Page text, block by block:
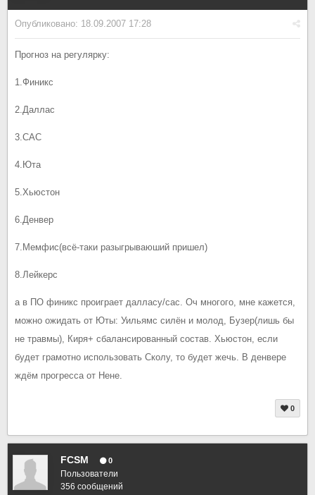
Опубликовано: 18.09.2007 17:28
Прогноз на регулярку:
1.Финикс
2.Даллас
3.САС
4.Юта
5.Хьюстон
6.Денвер
7.Мемфис(всё-таки разыгрываюший пришел)
8.Лейкерс
а в ПО финикс проиграет далласу/сас. Оч многого, мне кажется,
можно ожидать от Юты: Уильямс силён и молод, Бузер(лишь бы
не травмы), Киря+ сбалансированный состав. Хьюстон, если
будет грамотно использовать Сколу, то будет жечь. В денвере
ждём прогресса от Нене.
0
FCSM 0
Пользователи
356 сообщений